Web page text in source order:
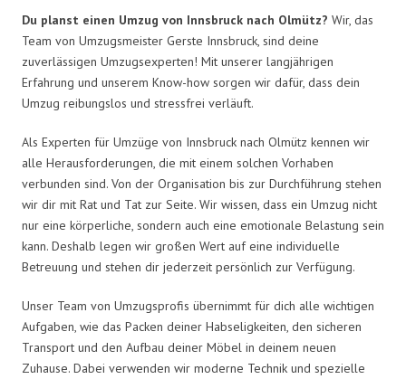
Du planst einen Umzug von Innsbruck nach Olmütz? Wir, das
Team von Umzugsmeister Gerste Innsbruck, sind deine
zuverlässigen Umzugsexperten! Mit unserer langjährigen
Erfahrung und unserem Know-how sorgen wir dafür, dass dein
Umzug reibungslos und stressfrei verläuft.
Als Experten für Umzüge von Innsbruck nach Olmütz kennen wir
alle Herausforderungen, die mit einem solchen Vorhaben
verbunden sind. Von der Organisation bis zur Durchführung stehen
wir dir mit Rat und Tat zur Seite. Wir wissen, dass ein Umzug nicht
nur eine körperliche, sondern auch eine emotionale Belastung sein
kann. Deshalb legen wir großen Wert auf eine individuelle
Betreuung und stehen dir jederzeit persönlich zur Verfügung.
Unser Team von Umzugsprofis übernimmt für dich alle wichtigen
Aufgaben, wie das Packen deiner Habseligkeiten, den sicheren
Transport und den Aufbau deiner Möbel in deinem neuen
Zuhause. Dabei verwenden wir moderne Technik und spezielle